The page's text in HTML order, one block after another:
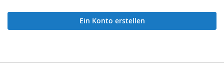
Ein Konto erstellen